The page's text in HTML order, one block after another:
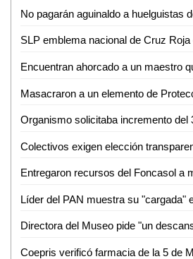
Entregaron recursos del Foncasol a
Directora del Museo pide "un
Coepris verificó farmacia de la 5 de